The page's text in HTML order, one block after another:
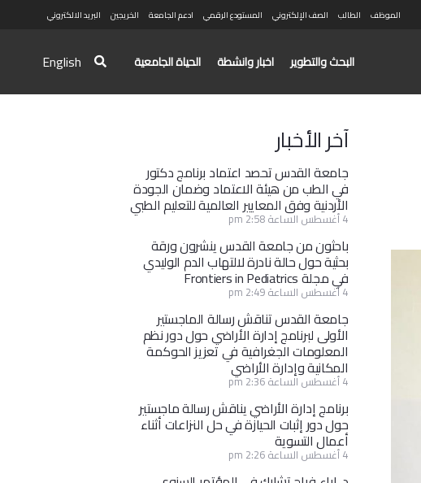
الموظف الطالب الصف الإلكتروني المستودع الرقمي ادعم الجامعة الخريجين البريد الالكتروني
البحث والتطوير اخبار وانشطة الحياة الجامعية English
آخر الأخبار
جامعة القدس تحصد اعتماد برنامج دكتور
في الطب من هيئة الاعتماد وضمان الجودة
الأردنية وفق المعايير العالمية للتعليم الطبي
4 أغسطس الساعة 2:58 pm
باحثون من جامعة القدس ينشرون ورقة
بحثية حول حالة نادرة لالتهاب الدم الوليدي
في مجلة Frontiers in Pediatrics
4 أغسطس الساعة 2:49 pm
جامعة القدس تناقش رسالة الماجستير
الأولى لبرنامج إدارة الأراضي حول دور نظم
المعلومات الجغرافية في تعزيز الحوكمة
المكانية وإدارة الأراضي
4 أغسطس الساعة 2:36 pm
برنامج إدارة الأراضي يناقش رسالة ماجستير
حول دور إثبات الحيازة في حل النزاعات أثناء
أعمال التسوية
4 أغسطس الساعة 2:26 pm